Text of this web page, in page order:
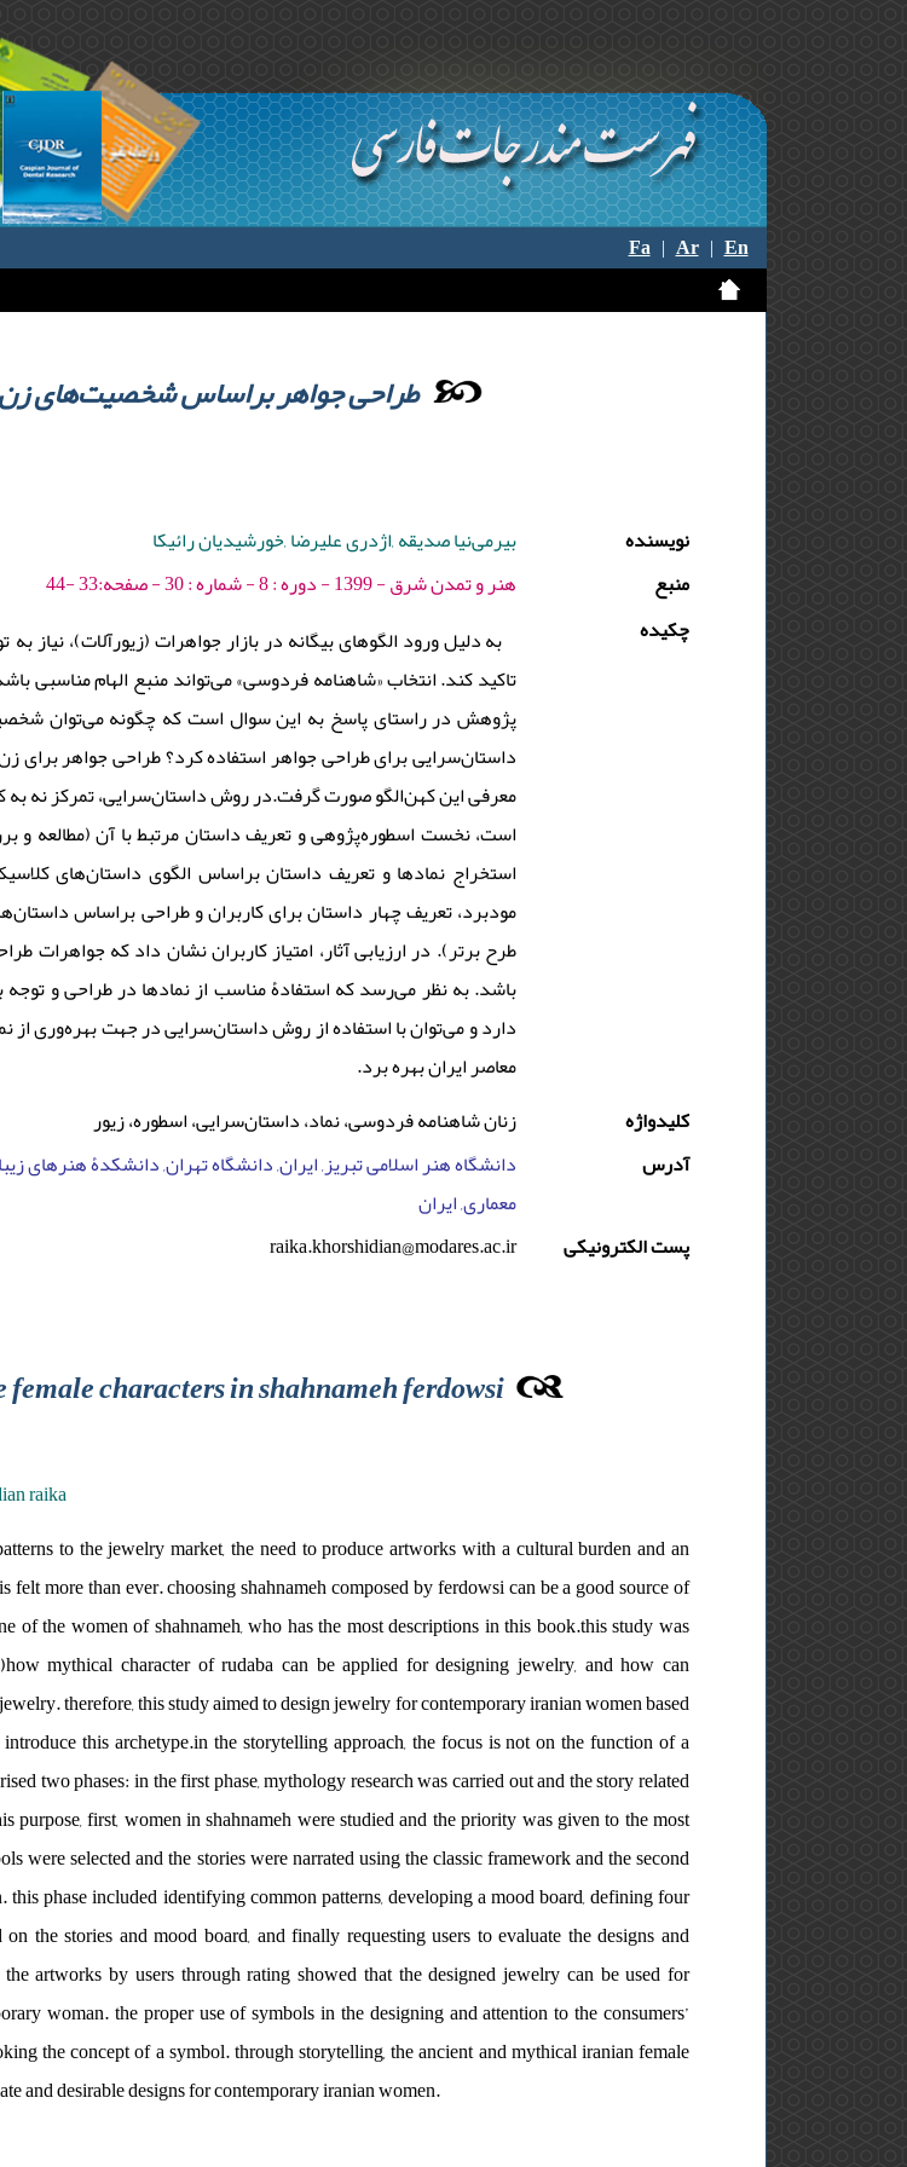
Fa|Ar|En
طراحی جواهر براساس شخصیت‌های
نویسنده
بیرمی‌نیا صدیقه ,اژدری علیرضا ,خورشیدیان رائیکا
منبع
هنر و تمدن شرق - 1399 - دوره : 8 - شماره : 30 - صفحه:33 -44
چکیده
به دلیل ورود الگوهای بیگانه در بازار جواهرات (زیورآلات)، نیاز
تاکید کند. انتخاب «شاهنامه فردوسی» می‌تواند منبع الهام مناسبی
پژوهش در راستای پاسخ به این سوال است که چگونه می‌توان
داستان‌سرایی برای طراحی جواهر استفاده کرد؟ طراحی جواهر برای
معرفی این کهن‌الگو صورت گرفت.در روش داستان‌سرایی، تمرکز نه
است، نخست اسطوره‌پژوهی و تعریف داستان مرتبط با آن (مطالعه و
استخراج نمادها و تعریف داستان براساس الگوی داستان‌های
مود‌‌‌‌‌‌‌‌‌‌برد، تعریف چهار داستان برای کاربران و طراحی براساس
طرح برتر). در ارزیابی آثار، امتیاز کاربران نشان داد که
باشد. به نظر می‌رسد که استفادۀ مناسب از نمادها در طراحی و
دارد و می‌توان با استفاده از روش داستان‌سرایی در جهت بهره‌وری از
معاصر ایران بهره برد.
کلیدواژه
زنان شاهنامه فردوسی، نماد، داستان‌سرایی‌، اسطوره، زیور
آدرس
دانشگاه هنر اسلامی تبریز, ایران, دانشگاه تهران, دانشکدۀ
معماری, ایران
پست الکترونیکی
raika.khorshidian@modares.ac.ir
female characters in shahnameh ferdowsi
raika
to the jewelry market, the need to produce artworks with a cultural burden and an
more than ever. choosing shahnameh composed by ferdowsi can be a good source of
of the women of shahnameh, who has the most descriptions in this book.this study was
mythical character of rudaba can be applied for designing jewelry, and how can
therefore, this study aimed to design jewelry for contemporary iranian women based
this archetype.in the storytelling approach, the focus is not on the function of a
two phases: in the first phase, mythology research was carried out and the story related
purpose, first, women in shahnameh were studied and the priority was given to the most
were selected and the stories were narrated using the classic framework and the second
phase included identifying common patterns, developing a mood board, defining four
the stories and mood board, and finally requesting users to evaluate the designs and
artworks by users through rating showed that the designed jewelry can be used for
woman. the proper use of symbols in the designing and attention to the consumers’
the concept of a symbol. through storytelling, the ancient and mythical iranian female
and desirable designs for contemporary iranian women.